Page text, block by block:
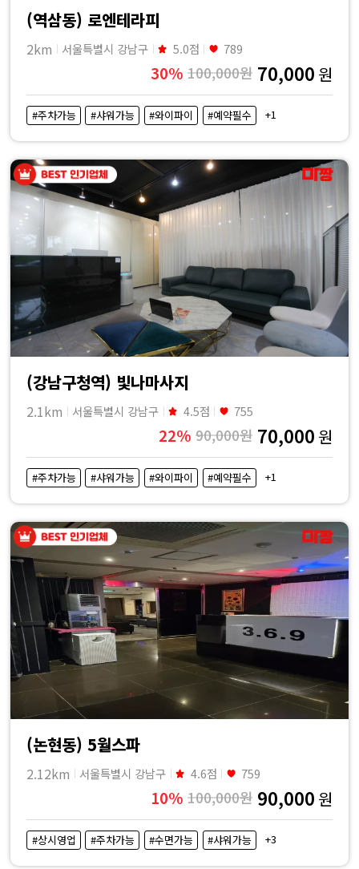
(역삼동) 로엔테라피
2km 서울특별시 강남구 5.0점 789
30% 100,000원 70,000 원
#주차가능 #샤워가능 #와이파이 #예약필수 +1
(강남구청역) 빛나마사지
2.1km 서울특별시 강남구 4.5점 755
22% 90,000원 70,000 원
#주차가능 #샤워가능 #와이파이 #예약필수 +1
(논현동) 5월스파
2.12km 서울특별시 강남구 4.6점 759
10% 100,000원 90,000 원
#상시영업 #주차가능 #수면가능 #샤워가능 +3